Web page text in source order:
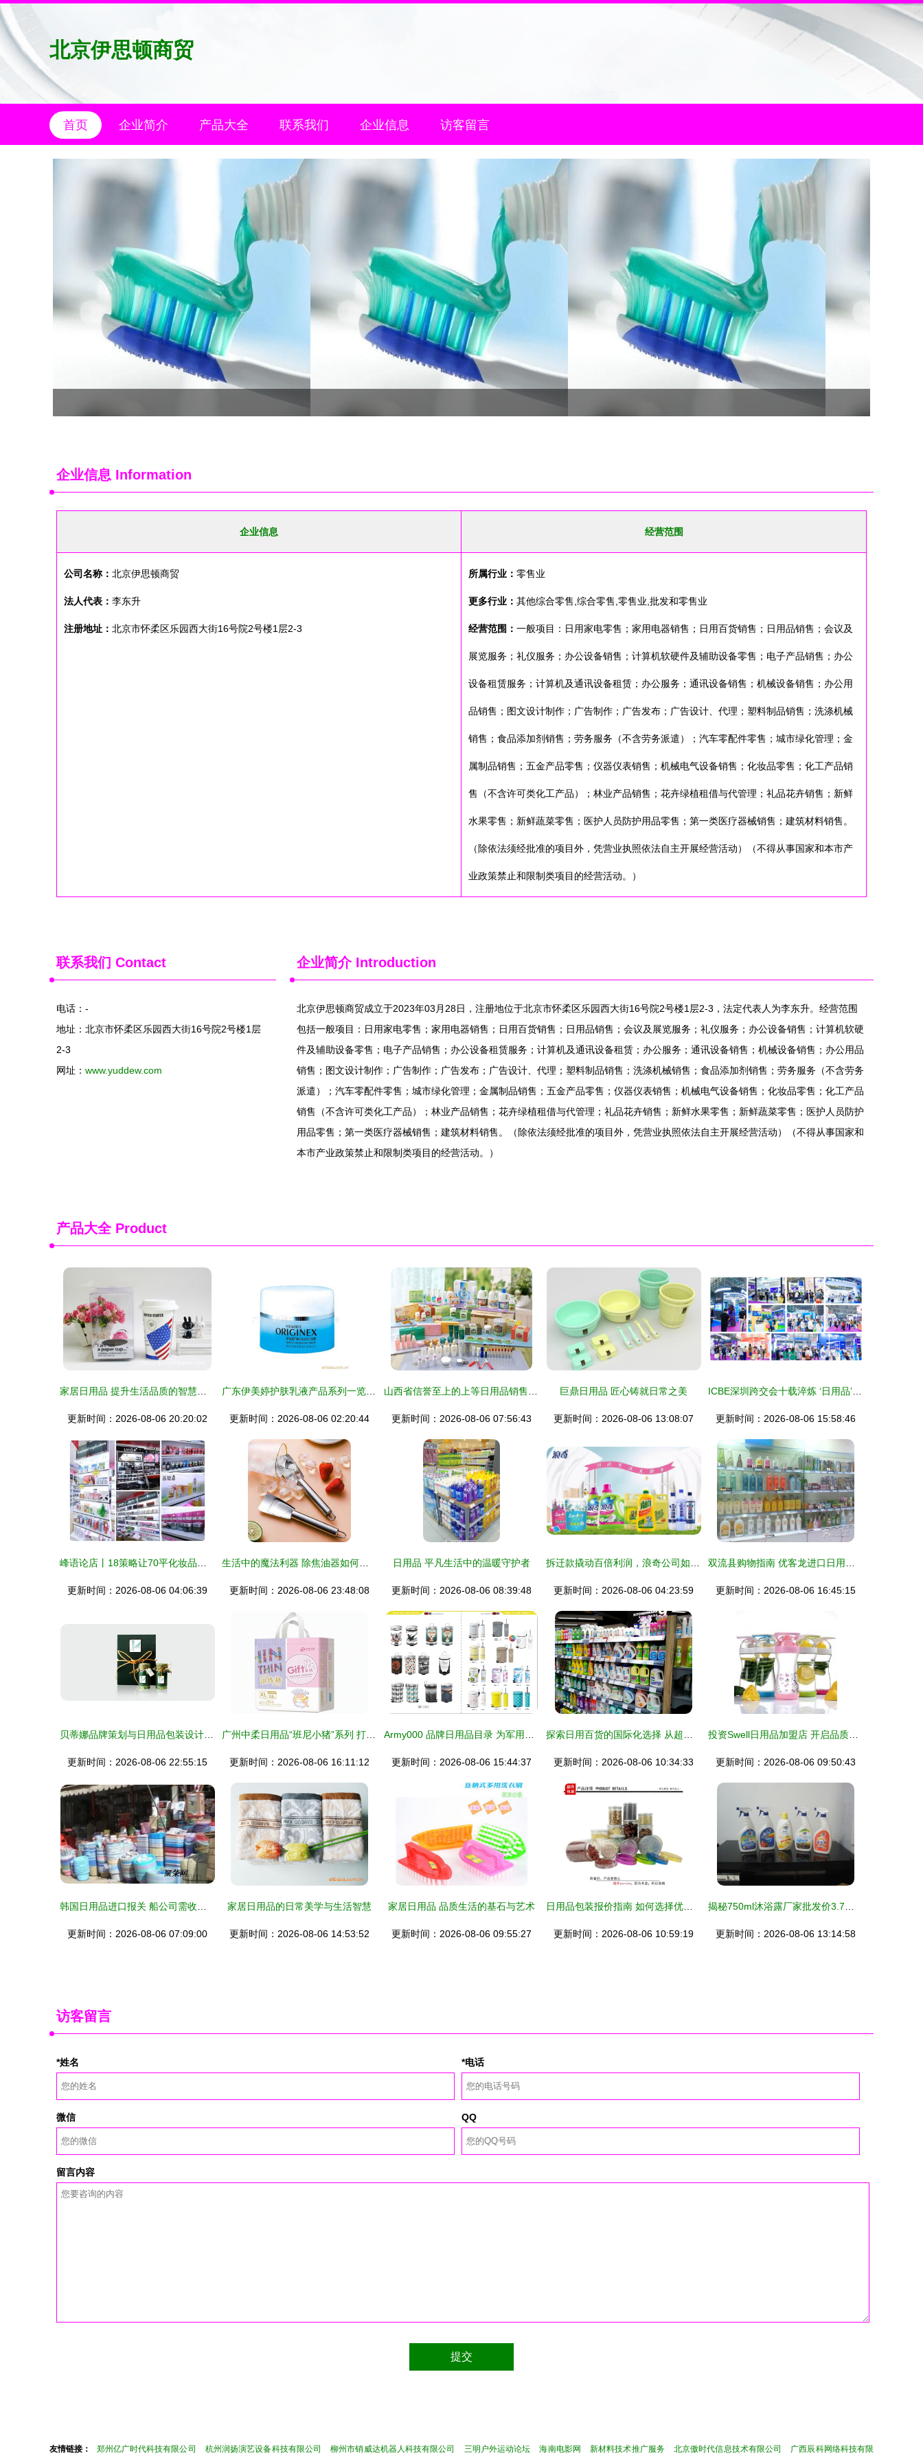
北京伊思顿商贸
首页 企业简介 产品大全 联系我们 企业信息 访客留言
企业信息 Information
企业信息 经营范围
公司名称： 北京伊思顿商贸
法人代表： 李东升
注册地址： 北京市怀柔区乐园西大街16号院2号楼1层2-3
所属行业： 零售业
更多行业： 其他综合零售,综合零售,零售业,批发和零售业
经营范围： 一般项目：日用家电零售；家用电器销售；日用百货销售；日用品销售；会议及
展览服务；礼仪服务；办公设备销售；计算机软硬件及辅助设备零售；电子产品销售；办公
设备租赁服务；计算机及通讯设备租赁；办公服务；通讯设备销售；机械设备销售；办公用
品销售；图文设计制作；广告制作；广告发布；广告设计、代理；塑料制品销售；洗涤机械
销售；食品添加剂销售；劳务服务（不含劳务派遣）；汽车零配件零售；城市绿化管理；金
属制品销售；五金产品零售；仪器仪表销售；机械电气设备销售；化妆品零售；化工产品销
售（不含许可类化工产品）；林业产品销售；花卉绿植租借与代管理；礼品花卉销售；新鲜
水果零售；新鲜蔬菜零售；医护人员防护用品零售；第一类医疗器械销售；建筑材料销售。
（除依法须经批准的项目外，凭营业执照依法自主开展经营活动）（不得从事国家和本市产
业政策禁止和限制类项目的经营活动。）
联系我们 Contact
电话：-
地址：北京市怀柔区乐园西大街16号院2号楼1层
2-3
网址： www.yuddew.com
企业简介Introduction
北京伊思顿商贸成立于2023年03月28日，注册地位于北京市怀柔区乐园西大街16号院2号楼1层2-3，法定代表人为李东升。经营范围
包括一般项目：日用家电零售；家用电器销售；日用百货销售；日用品销售；会议及展览服务；礼仪服务；办公设备销售；计算机软硬
件及辅助设备零售；电子产品销售；办公设备租赁服务；计算机及通讯设备租赁；办公服务；通讯设备销售；机械设备销售；办公用品
销售；图文设计制作；广告制作；广告发布；广告设计、代理；塑料制品销售；洗涤机械销售；食品添加剂销售；劳务服务（不含劳务
派遣）；汽车零配件零售；城市绿化管理；金属制品销售；五金产品零售；仪器仪表销售；机械电气设备销售；化妆品零售；化工产品
销售（不含许可类化工产品）；林业产品销售；花卉绿植租借与代管理；礼品花卉销售；新鲜水果零售；新鲜蔬菜零售；医护人员防护
用品零售；第一类医疗器械销售；建筑材料销售。（除依法须经批准的项目外，凭营业执照依法自主开展经营活动）（不得从事国家和
本市产业政策禁止和限制类项目的经营活动。）
产品大全Product
更新时间：2026-08-06 20:20:02 更新时间：2026-08-06 02:20:44 更新时间：2026-08-06 07:56:43
巨鼎日用品 匠心铸就日常之美
更新时间：2026-08-06 13:08:07 更新时间：2026-08-06 15:58:46
更新时间：2026-08-06 04:06:39 更新时间：2026-08-06 23:48:08
日用品 平凡生活中的温暖守护者
更新时间：2026-08-06 08:39:48 更新时间：2026-08-06 04:23:59 更新时间：2026-08-06 16:45:15
更新时间：2026-08-06 22:55:15 更新时间：2026-08-06 16:11:12 更新时间：2026-08-06 15:44:37 更新时间：2026-08-06 10:34:33 更新时间：2026-08-06 09:50:43
更新时间：2026-08-06 07:09:00
家居日用品的日常美学与生活智慧
更新时间：2026-08-06 14:53:52
家居日用品 品质生活的基石与艺术
更新时间：2026-08-06 09:55:27 更新时间：2026-08-06 10:59:19 更新时间：2026-08-06 13:14:58
访客留言
*姓名 *电话
微信 QQ
留言内容
友情链接： 郑州亿广时代科技有限公司 杭州润扬演艺设备科技有限公司 柳州市销威达机器人科技有限公司 三明户外运动论坛 海南电影网 新材料技术推广服务 北京傲时代信息技术有限公司 广西辰科网络科技有限